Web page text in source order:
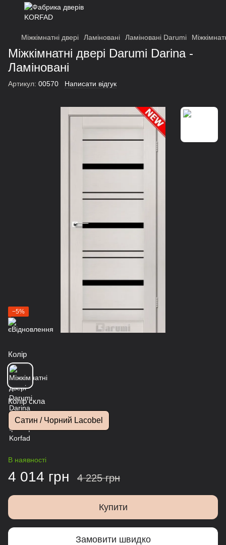
Міжкімнатні двері Ламіновані Ламіновані Darumi
Міжкімнатні двері Darumi Darina -
Ламіновані
Артикул: 00570 Написати відгук
−5%
Колір
Колір скла
Сатин / Чорний Lacobel
В наявності
4 014 грн 4 225 грн
Купити
Замовити швидко